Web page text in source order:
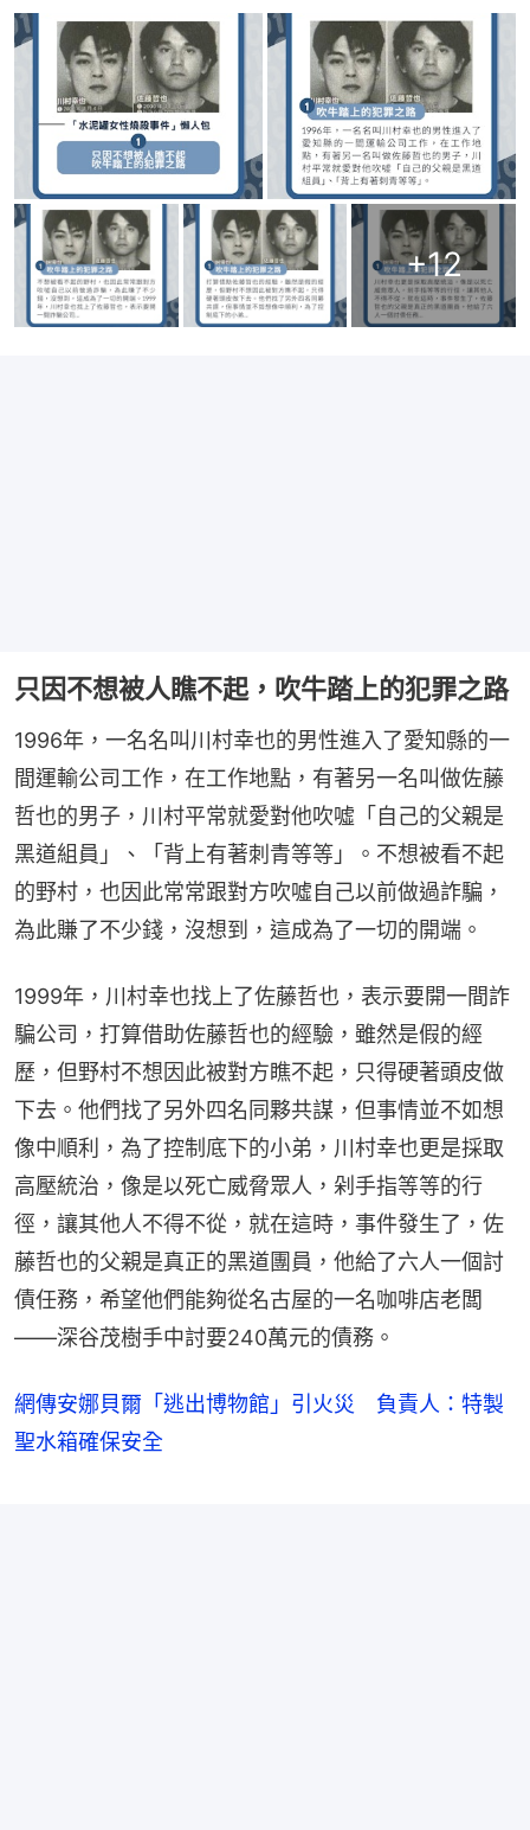
+12
只因不想被人瞧不起，吹牛踏上的犯罪之路
1996年，一名名叫川村幸也的男性進入了愛知縣的一
間運輸公司工作，在工作地點，有著另一名叫做佐藤
哲也的男子，川村平常就愛對他吹噓「自己的父親是
黑道組員」、「背上有著刺青等等」。不想被看不起
的野村，也因此常常跟對方吹噓自己以前做過詐騙，
為此賺了不少錢，沒想到，這成為了一切的開端。
1999年，川村幸也找上了佐藤哲也，表示要開一間詐
騙公司，打算借助佐藤哲也的經驗，雖然是假的經
歷，但野村不想因此被對方瞧不起，只得硬著頭皮做
下去。他們找了另外四名同夥共謀，但事情並不如想
像中順利，為了控制底下的小弟，川村幸也更是採取
高壓統治，像是以死亡威脅眾人，剁手指等等的行
徑，讓其他人不得不從，就在這時，事件發生了，佐
藤哲也的父親是真正的黑道團員，他給了六人一個討
債任務，希望他們能夠從名古屋的一名咖啡店老闆
——深谷茂樹手中討要240萬元的債務。
網傳安娜貝爾「逃出博物館」引火災 負責人：特製
聖水箱確保安全